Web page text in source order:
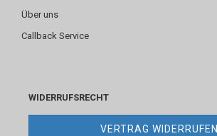
Über uns
Callback Service
WIDERRUFSRECHT
VERTRAG WIDERRUFEN